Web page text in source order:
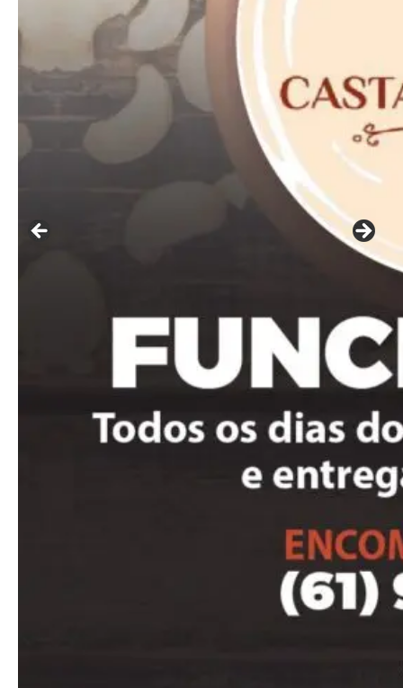
Full member access:
Etiam est nibh, lobortis sit
Praesent euismod ac
Ut mollis pellentesque tortor
Nullam eu erat condimentum
Donec quis est ac felis